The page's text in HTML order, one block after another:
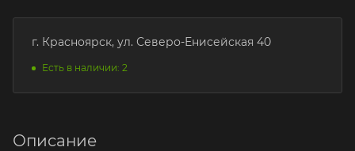
г. Красноярск, ул. Северо-Енисейская 40
Есть в наличии: 2
Описание